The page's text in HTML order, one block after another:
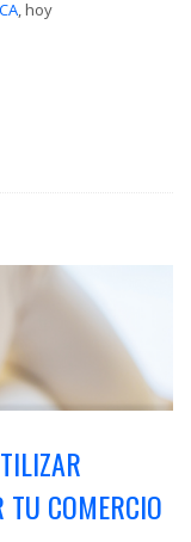
, hoy
COMERCIO